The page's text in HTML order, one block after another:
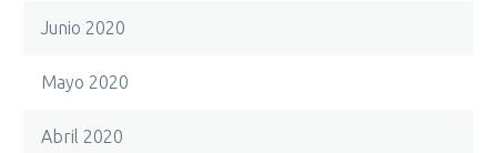
Junio 2020
Mayo 2020
Abril 2020